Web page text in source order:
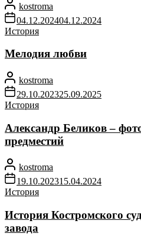
kostroma
04.12.202404.12.2024
История
Мелодия любви
kostroma
29.10.202325.09.2025
История
Александр Беликов –
предместий
kostroma
19.10.202315.04.2024
История
История Костромского
завода